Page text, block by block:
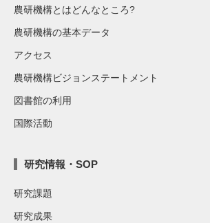
農研機構とはどんなところ?
農研機構の基本データ
アクセス
農研機構ビジョンステートメント
図書館の利用
国際活動
研究情報・SOP
研究課題
研究成果